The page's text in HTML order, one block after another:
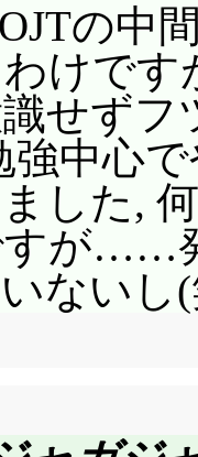
の中
けで
せず
強中心
した,
が……
いない